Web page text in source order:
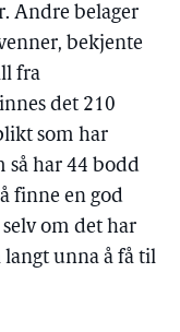
Andre belager
bekjente
fra
det 210
som har
så har 44 bodd
finne en god
om det har
unna å få til